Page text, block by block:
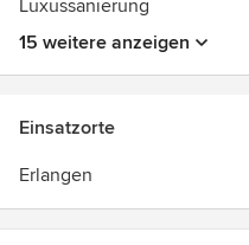
Luxussanierung
15 weitere anzeigen
Einsatzorte
Erlangen